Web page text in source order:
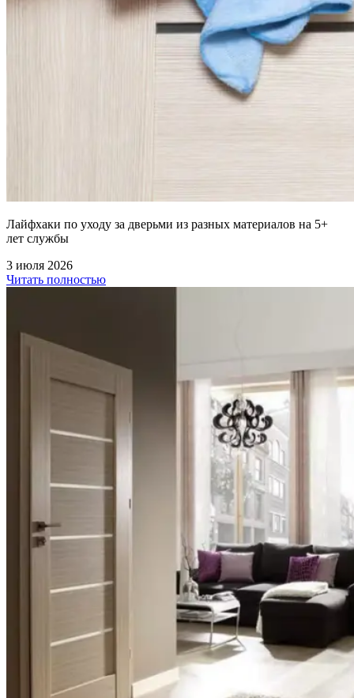
Лайфхаки по уходу за дверьми из разных материалов на 5+
лет службы
3 июля 2026
Читать полностью